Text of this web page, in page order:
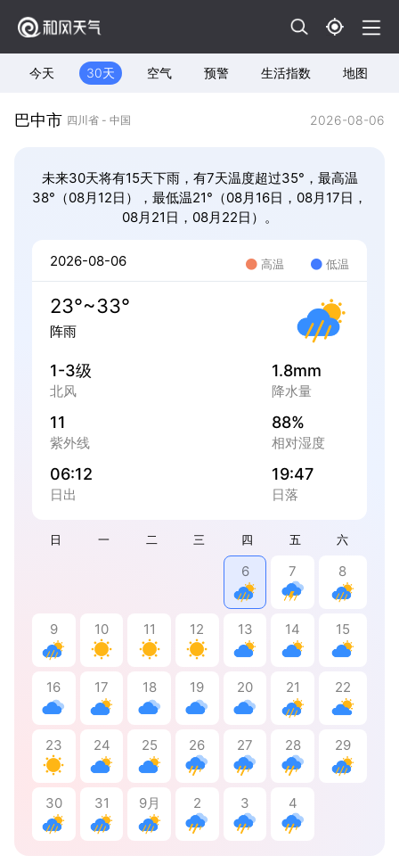
今天 30天 空气 预警 生活指数 地图
巴中市 四川省 - 中国 2026-08-06
未来30天将有15天下雨，有7天温度超过35°，最高温
38°（08月12日），最低温21°（08月16日，08月17日，
08月21日，08月22日）。
日 一 二 三 四 五 六
6 7 8
9 10 11 12 13 14 15
16 17 18 19 20 21 22
23 24 25 26 27 28 29
30 31 9月 2 3 4
2026-08-06 高温 低温
23°~33°
阵雨
1-3级
北风
1.8mm
降水量
11
紫外线
88%
相对湿度
06:12
日出
19:47
日落